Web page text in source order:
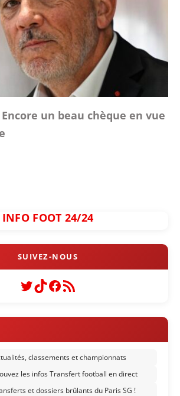
un beau chèque en vue
INFO FOOT 24/24
Twitter
TikTok
Facebook
Flux RSS
classements et championnats
les infos Transfert football en direct
et dossiers brûlants du Paris SG !